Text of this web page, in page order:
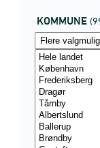
KOMMUNE